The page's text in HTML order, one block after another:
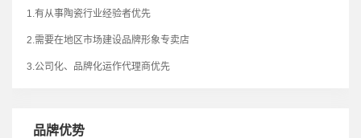
1.有从事陶瓷行业经验者优先
2.需要在地区市场建设品牌形象专卖店
3.公司化、品牌化运作代理商优先
品牌优势